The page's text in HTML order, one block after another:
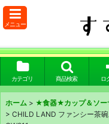
メニュー
カテゴリ 商品検索 ロ
ホーム > ★食器★カップ＆ソー
> CHILD LAND ファンシー